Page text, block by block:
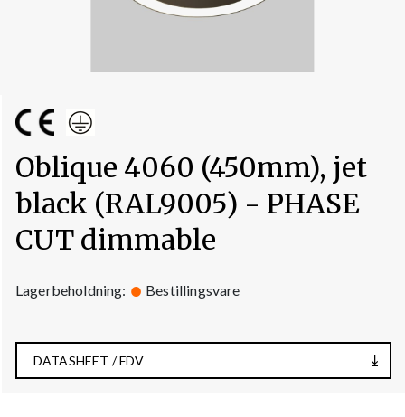
Oblique 4060 (450mm), jet
black (RAL9005) - PHASE
CUT dimmable
Lagerbeholdning: Bestillingsvare
DATASHEET / FDV